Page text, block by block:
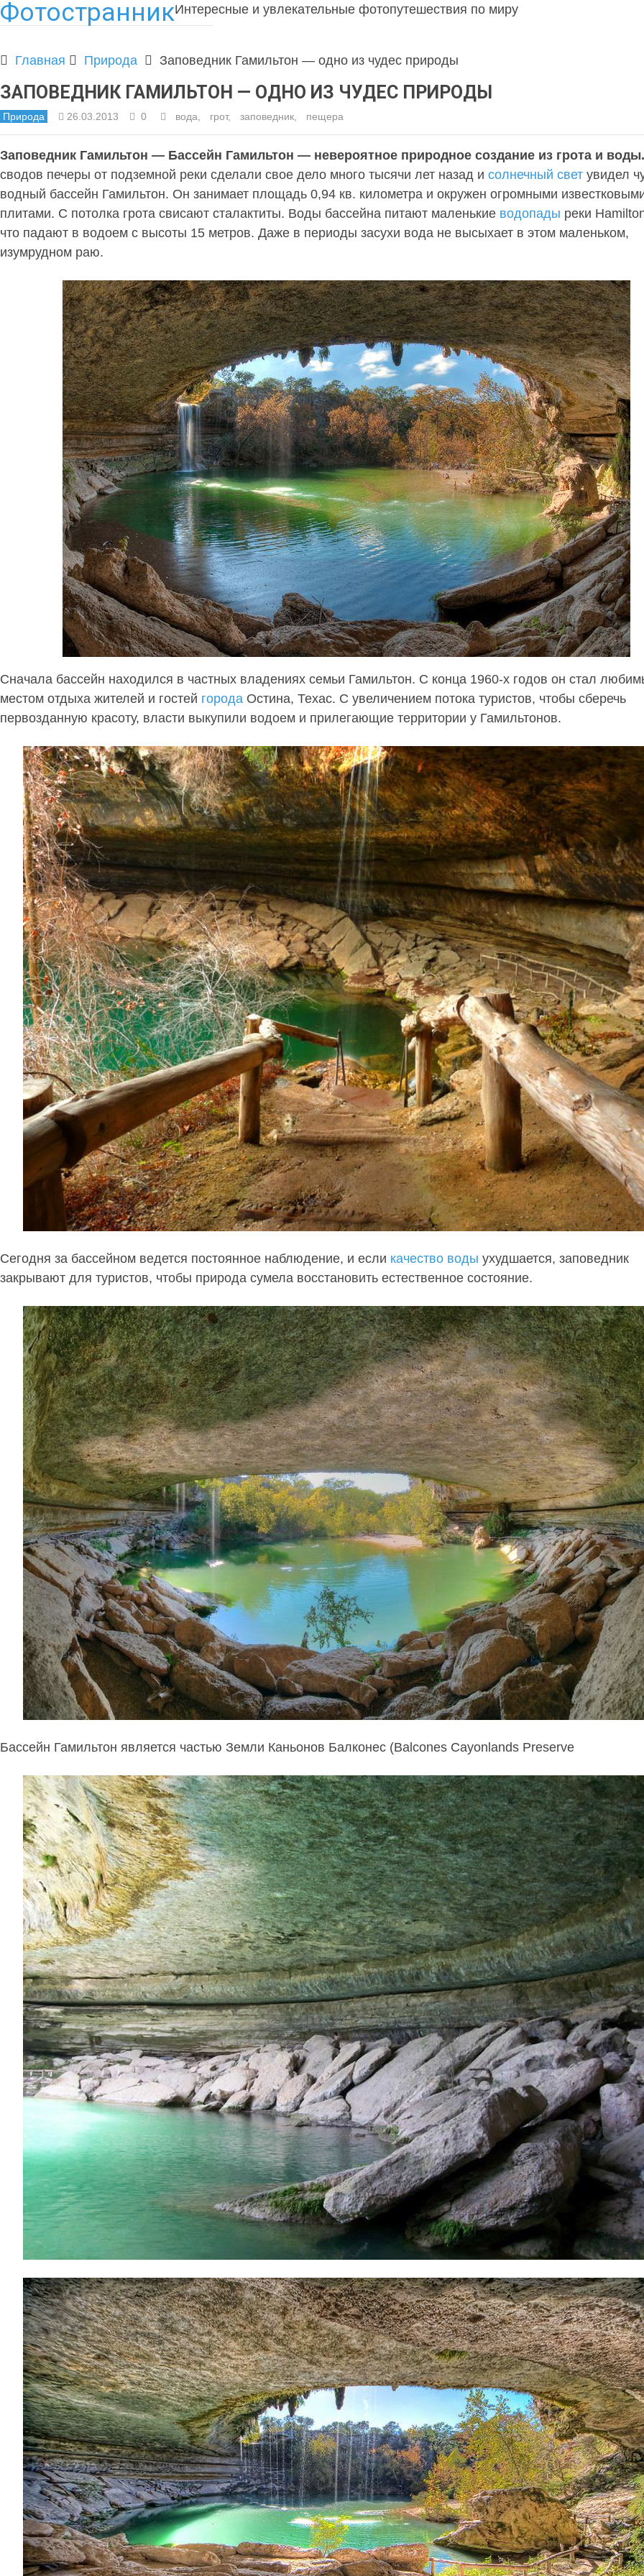
ФотостранникИнтересные и увлекательные фотопутешествия по миру
Главная Природа Заповедник Гамильтон — одно из чудес природы
ЗАПОВЕДНИК ГАМИЛЬТОН — ОДНО ИЗ ЧУДЕС ПРИРОДЫ
Природа 26.03.2013 0 вода грот, заповедник пещера
Заповедник Гамильтон — Бассейн Гамильтон — невероятное природное создание из грота и воды.
сводов печеры от подземной реки сделали свое дело много тысячи лет назад и солнечный свет увидел
водный бассейн Гамильтон. Он занимает площадь 0,94 кв. километра и окружен огромными
плитами. С потолка грота свисают сталактиты. Воды бассейна питают маленькие водопады реки
что падают в водоем с высоты 15 метров. Даже в периоды засухи вода не высыхает в этом маленьком,
изумрудном раю.
Сначала бассейн находился в частных владениях семьи Гамильтон. С конца 1960-х годов он стал
местом отдыха жителей и гостей города Остина, Техас. С увеличением потока туристов, чтобы сберечь
первозданную красоту, власти выкупили водоем и прилегающие территории у Гамильтонов.
Сегодня за бассейном ведется постоянное наблюдение, и если качество воды ухудшается, заповедник
закрывают для туристов, чтобы природа сумела восстановить естественное состояние.
Бассейн Гамильтон является частью Земли Каньонов Балконес (Balcones Cayonlands Preserve